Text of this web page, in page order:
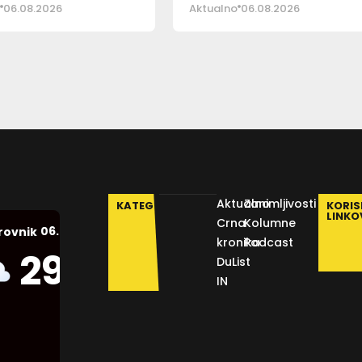
06.08.2026 Aktualno 06.08.2026
06.08.2026.
29
Humidity:
KATEGORIJE
Aktualno
Crna
kronika
DuList
IN
Zanimljivosti
Kolumne
Podcast